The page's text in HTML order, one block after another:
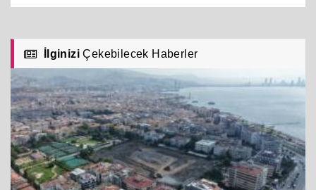
İlginiziÇekebilecek Haberler